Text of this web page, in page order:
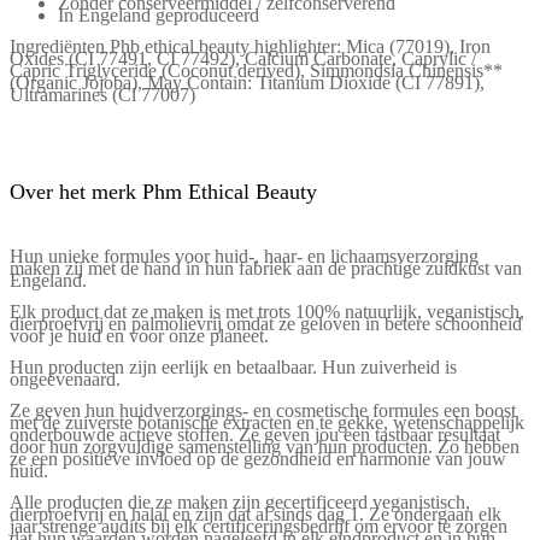
In Engeland geproduceerd
Ingrediënten Phb ethical beauty highlighter: Mica (77019), Iron
Oxides (CI 77491, CI 77492), Calcium Carbonate, Caprylic /
Capric Triglyceride (Coconut derived), Simmondsia Chinensis**
(Organic Jojoba), May Contain: Titanium Dioxide (CI 77891),
Ultramarines (Cl 77007)
Over het merk Phm Ethical Beauty
Hun unieke formules voor huid-, haar- en lichaamsverzorging
maken zij met de hand in hun fabriek aan de prachtige zuidkust van
Engeland.
Elk product dat ze maken is met trots 100% natuurlijk, veganistisch,
dierproefvrij en palmolievrij omdat ze geloven in betere schoonheid
voor je huid en voor onze planeet.
Hun producten zijn eerlijk en betaalbaar. Hun zuiverheid is
ongeëvenaard.
Ze geven hun huidverzorgings- en cosmetische formules een boost
met de zuiverste botanische extracten en te gekke, wetenschappelijk
onderbouwde actieve stoffen. Ze geven jou een tastbaar resultaat
door hun zorgvuldige samenstelling van hun producten. Zo hebben
ze een positieve invloed op de gezondheid en harmonie van jouw
huid.
Alle producten die ze maken zijn gecertificeerd veganistisch,
dierproefvrij en halal en zijn dat al sinds dag 1. Ze ondergaan elk
jaar strenge audits bij elk certificeringsbedrijf om ervoor te zorgen